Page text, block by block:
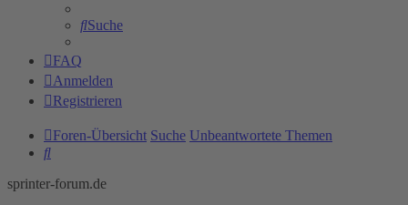
Suche
FAQ
Anmelden
Registrieren
Foren-Übersicht Suche Unbeantwortete Themen
Suche
sprinter-forum.de